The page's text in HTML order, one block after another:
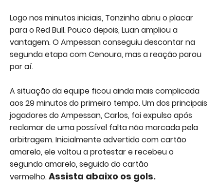
Logo nos minutos iniciais, Tonzinho abriu o placar
para o Red Bull. Pouco depois, Luan ampliou a
vantagem. O Ampessan conseguiu descontar na
segunda etapa com Cenoura, mas a reação parou
por aí.
A situação da equipe ficou ainda mais complicada
aos 29 minutos do primeiro tempo. Um dos principais
jogadores do Ampessan, Carlos, foi expulso após
reclamar de uma possível falta não marcada pela
arbitragem. Inicialmente advertido com cartão
amarelo, ele voltou a protestar e recebeu o
segundo amarelo, seguido do cartão
vermelho.Assista abaixo os gols.